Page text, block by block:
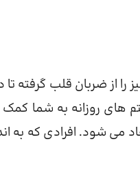
از ضربان قلب گرفته
های روزانه به شما
می شود. افرادی که به